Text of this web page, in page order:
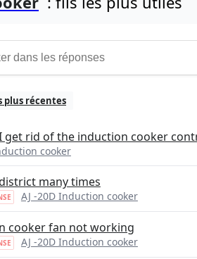
plus récentes
get rid of the induction cooker
cooker
many times
AJ -20D Induction cooker
cooker fan not working
AJ -20D Induction cooker